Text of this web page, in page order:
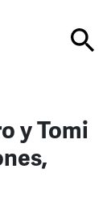
y Tomi